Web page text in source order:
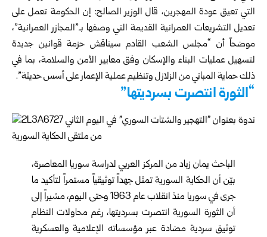
التي تعيق عودة المهجرين، قال الوزير الصالح: إن الحكومة تعمل على
تعديل التشريعات العمرانية القديمة التي وصفها بـ”المجازر العمرانية”،
موضحاً أن “مجلس الشعب القادم سيناقش حزمة قوانين جديدة
لتسهيل عمليات البناء والإسكان وفق معايير الأمن والسلامة، بما في
ذلك حماية المباني من الزلازل وتنظيم عملية الإعمار على أسس حديثة”.
“الثورة انتصرت بسرديتها”
الباحث يمان زباد من المركز العربي لدراسة سوريا المعاصرة،
بيّن أن الحكاية السورية تمثل جهداً توثيقياً مستمراً لتأكيد ما
جرى في سوريا منذ انقلاب عام 1963 وحتى اليوم، مشيراً إلى
أن الثورة السورية انتصرت بسرديتها، رغم محاولات النظام
توثيق سردية مضادة عبر مؤسساته الإعلامية والعسكرية